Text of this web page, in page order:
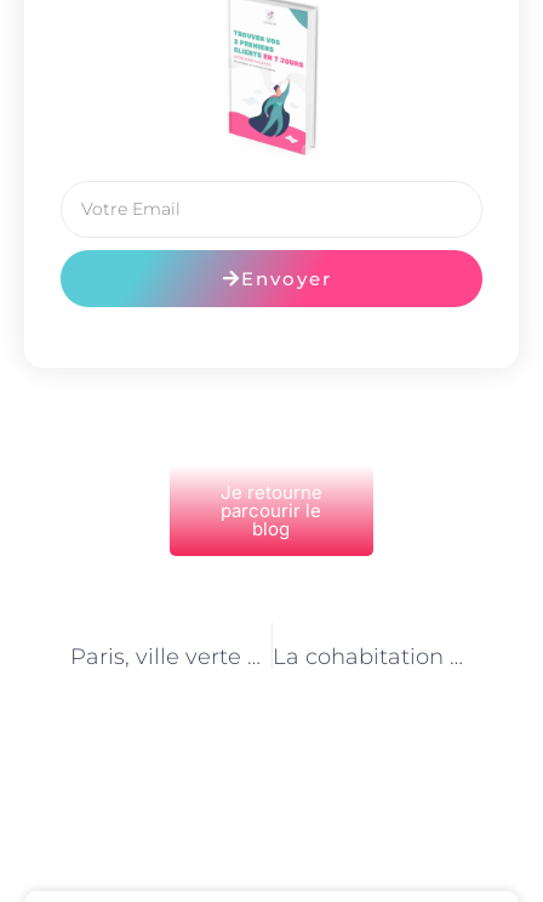
Envoyer
Je retourne
parcourir le
blog
Paris, ville verte grâce aux bergers-bergères : Enjeux et perspectives La cohabitation harmonieuse des bergers-bergères et des parisiens : Un modèle à suivre